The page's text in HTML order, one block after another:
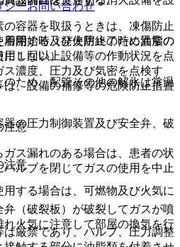
開始時及び使用終了時に異常の
１回以上設備等の作動状況を点
濃度、圧力及び気密を点検す
、設備の補修等の危険防止措置
注意
ス漏れのある場合は、患者の状
ルブを閉じてガスの使用を中止
（破裂板）が破裂してガスが噴
火気に注意して部屋の換気を行
容器を取扱うときは、凍傷防止
用する（発火防止のため油脂の
用しない）。
ため、配管その他の解氷は常温
の圧力制御装置及び安全弁、破
注意
する場合は、可燃物及び火気に
厳禁であり、バルブ、圧力調整
シーお問い合わせ